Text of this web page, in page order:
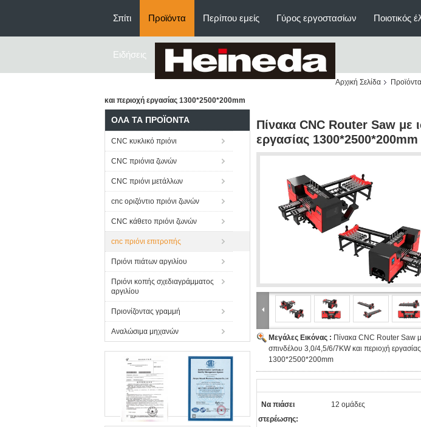
Σπίτι Προϊόντα Περίπου εμείς Γύρος εργοστασίων Ποιοτικός
Ειδήσεις
Αρχική Σελίδα
Προϊόντα
και περιοχή εργασίας 1300*2500*200mm
ΌΛΑ ΤΑ ΠΡΟΪΌΝΤΑ
CNC κυκλικό πριόνι
CNC πριόνια ζωνών
CNC πριόνι μετάλλων
cnc οριζόντιο πριόνι ζωνών
CNC κάθετο πριόνι ζωνών
cnc πριόνι επιτροπής
Πριόνι πιάτων αργιλίου
Πριόνι κοπής σχεδιαγράμματος
αργιλίου
Πριονίζοντας γραμμή
Αναλώσιμα μηχανών
Πίνακα CNC Router Saw με
εργασίας 1300*2500*200mm
Μεγάλες Εικόνας : Πίνακα CNC Router Saw
σπινδέλου 3,0/4,5/6/7KW και περιοχή εργασίας
1300*2500*200mm
Να πιάσει
στερέωσης:
12 ομάδες